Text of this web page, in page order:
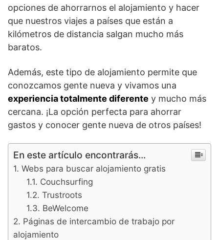
opciones de ahorrarnos el alojamiento y hacer
que nuestros viajes a países que están a
kilómetros de distancia salgan mucho más
baratos.
Además, este tipo de alojamiento permite que
conozcamos gente nueva y vivamos una
experiencia totalmente diferente y mucho más
cercana. ¡La opción perfecta para ahorrar
gastos y conocer gente nueva de otros países!
En este artículo encontrarás...
Webs para buscar alojamiento gratis
Couchsurfing
Trustroots
BeWelcome
Páginas de intercambio de trabajo por
alojamiento